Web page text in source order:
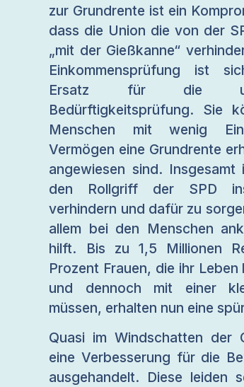
zur Grundrente ist ein
dass die Union die von der
„mit der Gießkanne“
Einkommensprüfung ist
Ersatz für die
Bedürftigkeitsprüfung. Sie
Menschen mit wenig
Vermögen eine Grundrente
angewiesen sind.
den Rollgriff der SPD
verhindern und dafür zu
allem bei den Menschen
hilft. Bis zu 1,5 Millionen
Prozent Frauen, die ihr
und dennoch mit einer
müssen, erhalten nun eine
Quasi im Windschatten der
eine Verbesserung für die
ausgehandelt. Diese leiden